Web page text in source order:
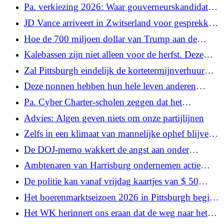
en ontsnappen op het voetbalveld
Pa. verkiezing 2026: Waar gouverneurskandidaten
Garrity en Shapiro standpunt innemen over
abortus
JD Vance arriveert in Zwitserland voor gesprekken
met Iran over een fragiel vredesakkoord
Hoe de 700 miljoen dollar van Trump aan de
kolenindustrie een impact zou kunnen hebben op
Pennsylvania
Kalebassen zijn niet alleen voor de herfst. Deze
Pa.-kunstenaars gebruiken de organische vaten het
hele jaar door als canvas.
Zal Pittsburgh eindelijk de kortetermijnverhuur
reguleren? Sommige North Siders zijn het wachten
beu
Deze nonnen hebben hun hele leven anderen
geholpen. Wie zal hen in hun laatste jaren helpen?
Pa. Cyber ​​Charter-scholen zeggen dat het
wetsvoorstel om studenten voor de camera te
hebben ook van toepassing moet zijn op openbare
scholen
Advies: Algen geven niets om onze partijlijnen
Zelfs in een klimaat van mannelijke ophef blijven
vrouwen winst maken
De DOJ-memo wakkert de angst aan onder
voorstanders van handicaps voor een terugkeer
naar de geïnstitutionaliseerde situatie
Ambtenaren van Harrisburg ondernemen actie
tegen 'Forever chemicaliën' en IVF-toegang, en
hebben bezwaar tegen toezicht op cannabis
De politie kan vanaf vrijdag kaartjes van $ 50
uitreiken aan afgeleide bestuurders onder verbod
op draagbare apparaten
Het boerenmarktseizoen 2026 in Pittsburgh begint
op Moederdag
Het WK herinnert ons eraan dat de weg naar het